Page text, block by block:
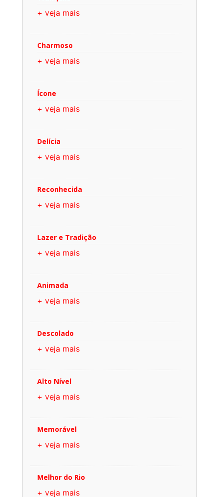
+ veja mais
Charmoso
+ veja mais
Ícone
+ veja mais
Delícia
+ veja mais
Reconhecida
+ veja mais
Lazer e Tradição
+ veja mais
Animada
+ veja mais
Descolado
+ veja mais
Alto Nível
+ veja mais
Memorável
+ veja mais
Melhor do Rio
+ veja mais